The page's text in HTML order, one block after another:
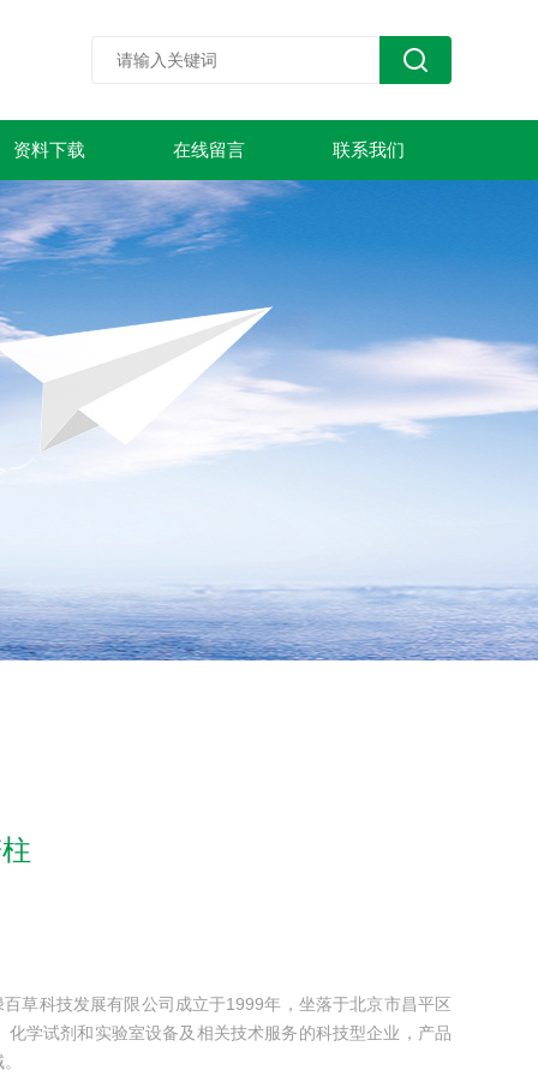
资料下载 在线留言 联系我们
草科技发展有限公司成立于1999年，坐落于北京市昌平区
学试剂和实验室设备及相关技术服务的科技型企业，产品